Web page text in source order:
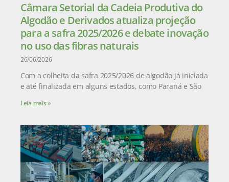
Câmara Setorial da Cadeia Produtiva do
Algodão e Derivados atualiza projeção
para a safra 2025/2026 e debate inovação
no uso das fibras naturais
26/06/2026
Com a colheita da safra 2025/2026 de algodão já iniciada
e até finalizada em alguns estados, como Paraná e São
Leia mais »